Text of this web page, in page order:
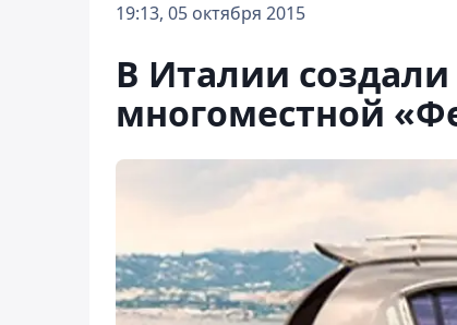
19:13, 05 октября 2015
В Италии
многоместной